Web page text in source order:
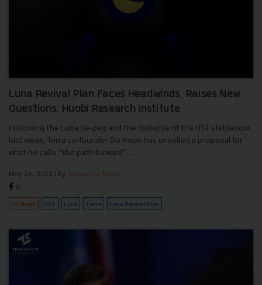
Luna Revival Plan Faces Headwinds, Raises New
Questions: Huobi Research Institute
Following the Luna de-peg and the collapse of the UST stablecoin
last week, Terra co-founder Do Kwon has unveiled a proposal for
what he calls “the path forward”....
May 26, 2022 | By Techsauce Team
0
PR News UST Luna Terra Luna Revival Plan